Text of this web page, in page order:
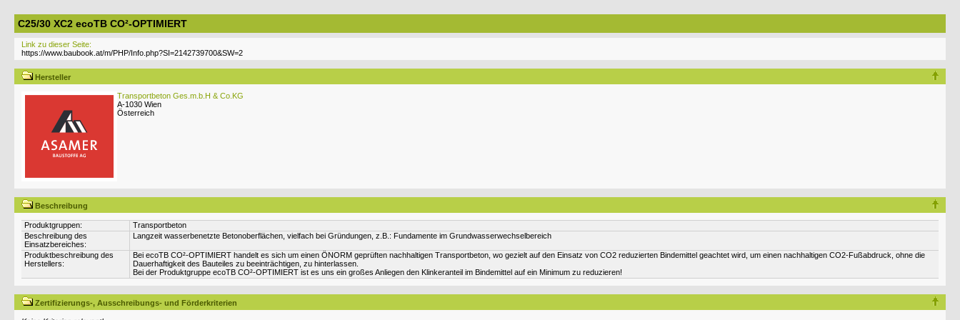
C25/30 XC2 ecoTB CO²-OPTIMIERT
Link zu dieser Seite:
Hersteller
Transportbeton Ges.m.b.H & Co.KG
A-1030 Wien
Österreich
Beschreibung
Produktgruppen:
Transportbeton
Beschreibung des
Einsatzbereiches:
Langzeit wasserbenetzte Betonoberflächen, vielfach bei Gründungen, z.B.: Fundamente im Grundwasserwechselbereich
Produktbeschreibung des
Herstellers:
Bei ecoTB CO²-OPTIMIERT handelt es sich um einen ÖNORM geprüften nachhaltigen Transportbeton, wo gezielt auf den Einsatz von CO2 reduzierten Bindemittel geachtet wird, um einen nachhaltigen CO2-Fußabdruck, ohne die
Dauerhaftigkeit des Bauteiles zu beeinträchtigen, zu hinterlassen.
Bei der Produktgruppe ecoTB CO²-OPTIMIERT ist es uns ein großes Anliegen den Klinkeranteil im Bindemittel auf ein Minimum zu reduzieren!
Zertifizierungs-, Ausschreibungs- und Förderkriterien